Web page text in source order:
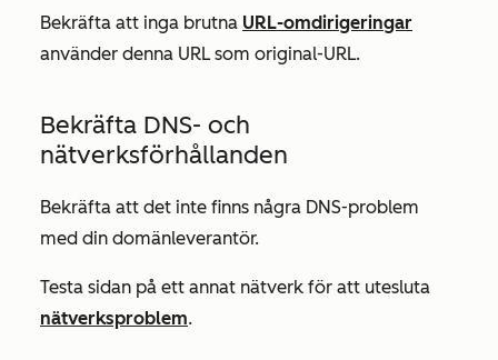
Bekräfta att inga brutna URL-omdirigeringar
använder denna URL som original-URL.
Bekräfta DNS- och
nätverksförhållanden
Bekräfta att det inte finns några DNS-problem
med din domänleverantör.
Testa sidan på ett annat nätverk för att utesluta
nätverksproblem.